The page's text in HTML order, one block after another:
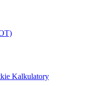
Kalkulatory